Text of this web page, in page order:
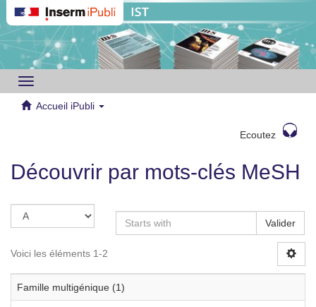
Toggle
navigation
Accueil iPubli
Ecoutez
Découvrir par mots-clés MeSH
Valider
Voici les éléments 1-2
Famille multigénique (1)